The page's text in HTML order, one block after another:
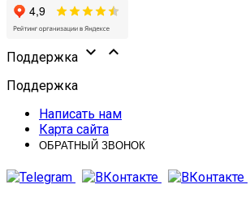
Поддержка  
Поддержка
Написать нам
Карта сайта
ОБРАТНЫЙ ЗВОНОК